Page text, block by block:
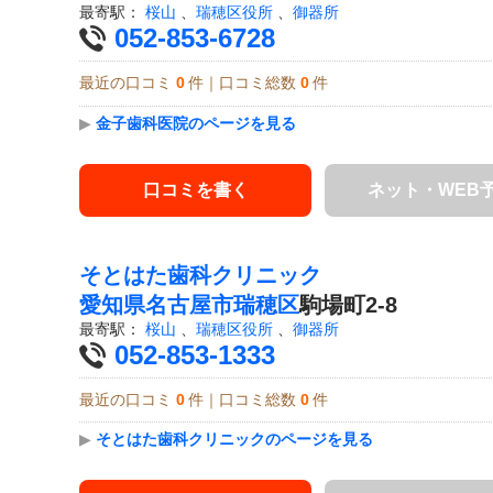
最寄駅： 桜山 瑞穂区役所 御器所
052-853-6728
最近の口コミ 0 件｜口コミ総数 0 件
▶ 金子歯科医院のページを見る
口コミを書く ネット・WEB
そとはた歯科クリニック
愛知県名古屋市瑞穂区駒場町2-8
最寄駅： 桜山 瑞穂区役所 御器所
052-853-1333
最近の口コミ 0 件｜口コミ総数 0 件
▶ そとはた歯科クリニックのページを見る